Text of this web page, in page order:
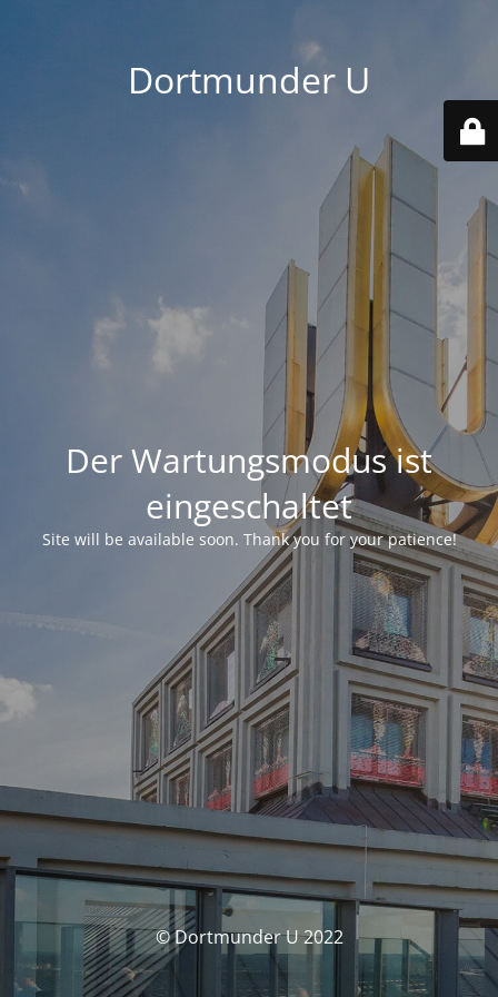
Dortmunder U
Der Wartungsmodus ist
eingeschaltet
Site will be available soon. Thank you for your patience!
© Dortmunder U 2022